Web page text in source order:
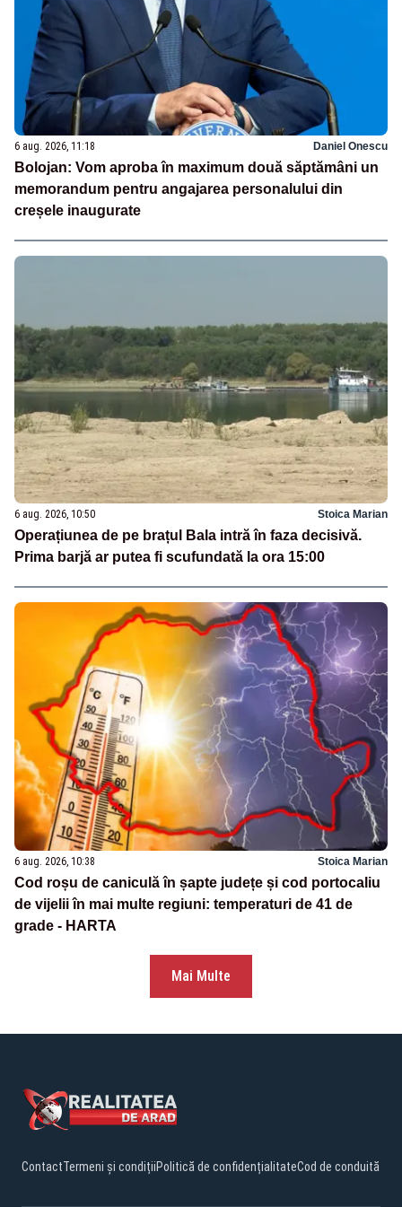
6 aug. 2026, 11:18 Daniel Onescu
Bolojan: Vom aproba în maximum două săptămâni un
memorandum pentru angajarea personalului din
creșele inaugurate
6 aug. 2026, 10:50 Stoica Marian
Operațiunea de pe brațul Bala intră în faza decisivă.
Prima barjă ar putea fi scufundată la ora 15:00
6 aug. 2026, 10:38 Stoica Marian
Cod roșu de caniculă în șapte județe și cod portocaliu
de vijelii în mai multe regiuni: temperaturi de 41 de
grade - HARTA
Mai Multe
ContactTermeni și condițiiPolitică de confidențialitateCod de conduită